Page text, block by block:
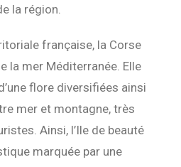
la région.
française, la Corse
la mer Méditerranée. Elle
flore diversifiées ainsi
mer et montagne, très
Ainsi, l’Ile de beauté
marquée par une